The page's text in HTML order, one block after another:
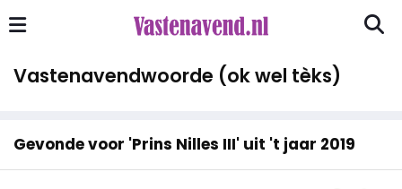
Vastenavendwoorde (ok wel tèks)
Gevonde voor 'Prins Nilles III' uit 't jaar 2019